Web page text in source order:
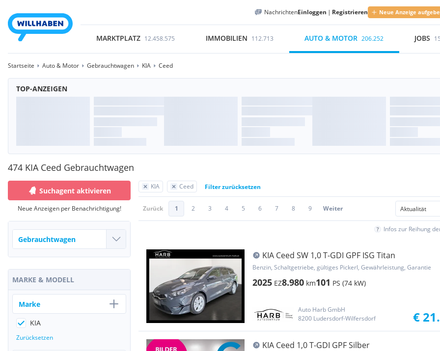
NachrichtenEinloggen | Registrieren Neue Anzeige
MARKTPLATZ 12.458.575 IMMOBILIEN 112.713 AUTO & MOTOR 206.252 JOBS
Startseite Auto & Motor Gebrauchtwagen KIA Ceed
TOP-ANZEIGEN
474 KIA Ceed Gebrauchtwagen
KIA Ceed Filter zurücksetzen
Zurück 1 2 3 4 5 6 7 8 9 Weiter
Infos zur Reihung
KIA Ceed SW 1,0 T-GDI GPF ISG Titan
Benzin, Schaltgetriebe, gültiges Pickerl, Gewährleistung, Garantie
2025 EZ8.980 km101 PS (74 kW)
Auto Harb GmbH
8200 Ludersdorf-Wilfersdorf
€
KIA Ceed 1,0 T-GDI GPF Silber
Suchagent aktivieren
Neue Anzeigen per Benachrichtigung!
MARKE & MODELL
Marke
KIA
Zurücksetzen